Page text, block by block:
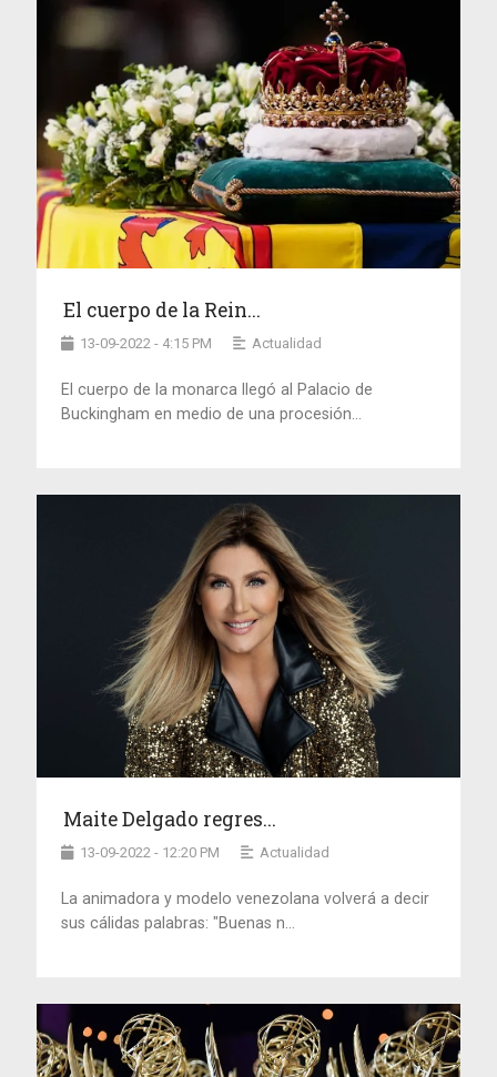
El cuerpo de la Rein...
13-09-2022 - 4:15 PM Actualidad
El cuerpo de la monarca llegó al Palacio de
Buckingham en medio de una procesión...
Maite Delgado regres...
13-09-2022 - 12:20 PM Actualidad
La animadora y modelo venezolana volverá a decir
sus cálidas palabras: "Buenas n...